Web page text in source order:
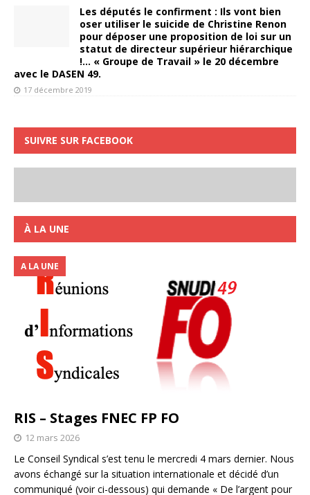
Les députés le confirment : Ils vont bien
oser utiliser le suicide de Christine Renon
pour déposer une proposition de loi sur un
statut de directeur supérieur hiérarchique
!… « Groupe de Travail » le 20 décembre
avec le DASEN 49.
17 décembre 2019
SUIVRE SUR FACEBOOK
À LA UNE
RIS – Stages FNEC FP FO
A LA UNE
12 mars 2026
Le Conseil Syndical s’est tenu le mercredi 4 mars dernier. Nous
avons échangé sur la situation internationale et décidé d’un
communiqué (voir ci-dessous) qui demande « De l’argent pour